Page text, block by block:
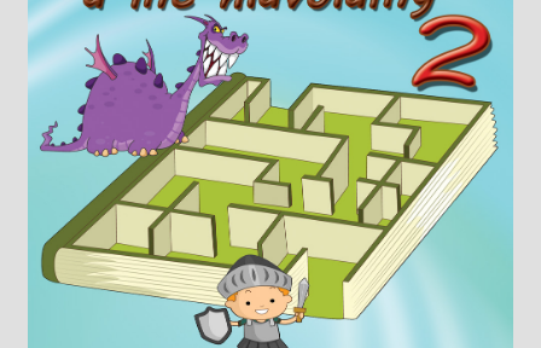
Knižný klub
Kontakt